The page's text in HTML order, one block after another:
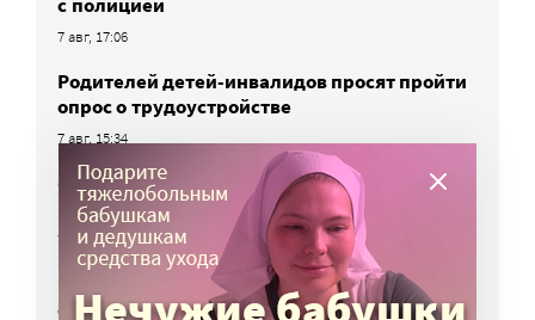
7 авг, 17:06
Родителей детей-инвалидов просят пройти
опрос о трудоустройстве
7 авг, 15:34
«Энхерту» от рака груди включили
в перечень жизненно важных препаратов
7 авг, 15:15
НКО часто рискуют нарушить закон
о персональных данных. Как этого